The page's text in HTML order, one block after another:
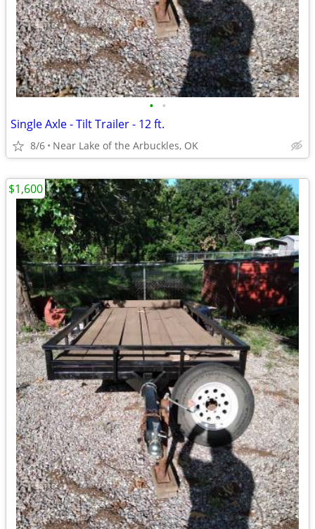
• •
Single Axle - Tilt Trailer - 12 ft.
8/6 Near Lake of the Arbuckles, OK
$1,600